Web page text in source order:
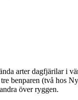
arter dagfjärilar i
benparen (två hos
över ryggen.